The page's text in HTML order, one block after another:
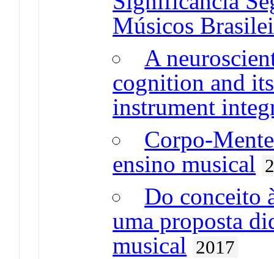
Músicos
A
cognition and
instrument
Corpo-
ensino musical
Do conceito
uma proposta
musical 2017